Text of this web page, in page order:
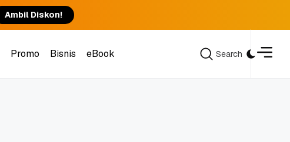
Ambil Diskon!
Promo
Bisnis
eBook
Search